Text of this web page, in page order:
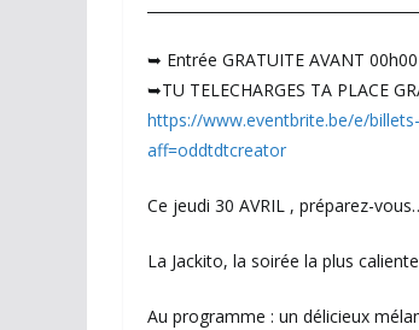
➥ Entrée GRATUITE AVANT 00h00
➥TU TELECHARGES TA PLACE
https://www.eventbrite.be/e/
aff=oddtdtcreator
Ce jeudi 30 AVRIL , préparez-
La Jackito, la soirée la plus
Au programme : un délicieux